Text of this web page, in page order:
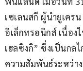
เซเลนสกี ผู้นำยูเคร
อิเล็กทรอนิกส์ เนื่อ
เฮลซิงกิ” ซึ่งเป็นกล
ความสัมพันธ์ระหว่า